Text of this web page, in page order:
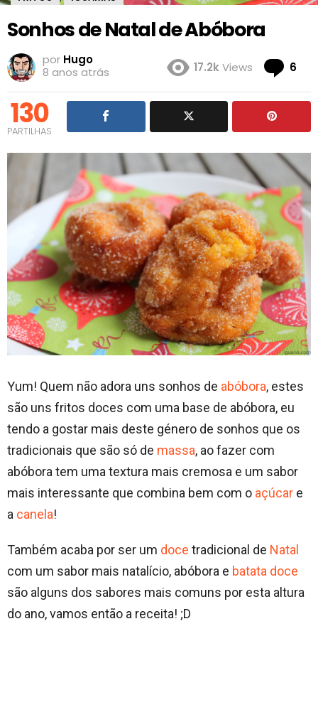
Sonhos de Natal de Abóbora
por Hugo
8 anos atrás
17.2kViews 6
130
PARTILHAS
Yum! Quem não adora uns sonhos de abóbora, estes
são uns fritos doces com uma base de abóbora, eu
tendo a gostar mais deste género de sonhos que os
tradicionais que são só de massa, ao fazer com
abóbora tem uma textura mais cremosa e um sabor
mais interessante que combina bem com o açúcar e
a canela!
Também acaba por ser um doce tradicional de Natal
com um sabor mais natalício, abóbora e batata doce
são alguns dos sabores mais comuns por esta altura
do ano, vamos então a receita! ;D